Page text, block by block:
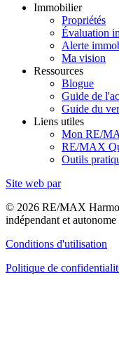
Immobilier
Propriétés
Évaluation
Alerte
Ma vision
Ressources
Blogue
Guide de
Guide du
Liens utiles
Mon RE/
RE/MAX
Outils
Site web par
© 2026 RE/MAX
indépendant et
Conditions d'utilisation
Politique de